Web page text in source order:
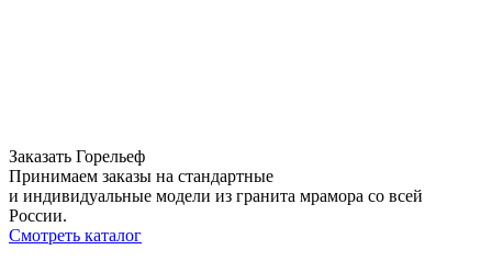
Заказать Горельеф
Принимаем заказы на стандартные
и индивидуальные модели из гранита мрамора со всей
России.
Смотреть каталог